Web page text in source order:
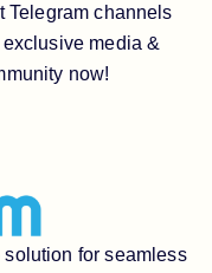
channels
media &
now!
for seamless